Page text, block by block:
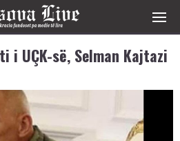
i UÇK-së, Selman Kajtazi